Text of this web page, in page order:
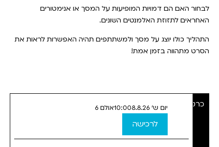
לבחור האם הם דמויות המופיעות על המסך או אנימטורים
האחראים לתזוזת האלמנטים השונים.
התהליך כולו יוצג על מסך ולמשתתפים תהיה האפשרות לראות את
הסרט מתהווה בזמן אמת!
כרטיסים יום ש' 8.8.26 10:00אולם 6
לרכישה